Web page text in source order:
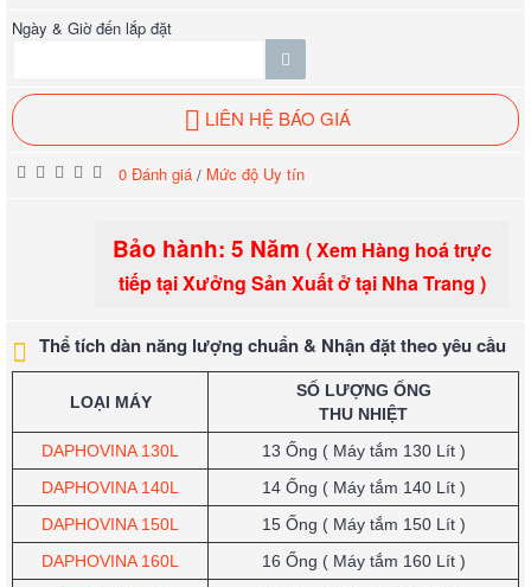
Ngày & Giờ đến lắp đặt
LIÊN HỆ BÁO GIÁ
0 Đánh giá / Mức độ Uy tín
Bảo hành: 5 Năm ( Xem Hàng hoá trực
tiếp tại Xưởng Sản Xuất ở tại Nha Trang )
Thể tích dàn năng lượng chuẩn & Nhận đặt theo yêu cầu
LOẠI MÁY
SỐ LƯỢNG ỐNG
THU NHIỆT
DAPHOVINA 130L
13 Ống ( Máy tắm 130 Lít )
DAPHOVINA 140L
14 Ống ( Máy tắm 140 Lít )
DAPHOVINA 150L
15 Ống ( Máy tắm 150 Lít )
DAPHOVINA 160L
16 Ống ( Máy tắm 160 Lít )